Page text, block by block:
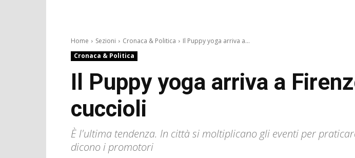
Home Sezioni Cronaca & Politica
Il Puppy yoga arriva a...
Cronaca & Politica
Il Puppy yoga arriva a
cuccioli
È l'ultima tendenza. In città si moltiplicano gli eventi per
dicono i promotori